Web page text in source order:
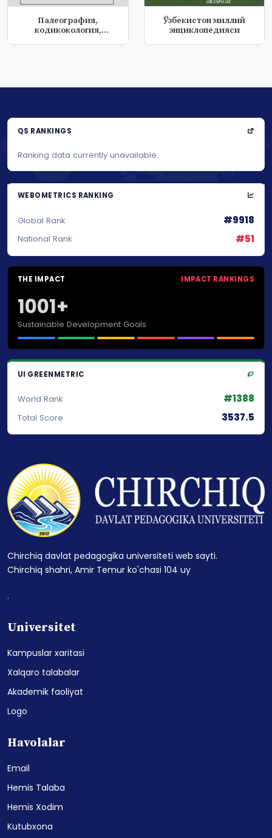
Палеография,
кодикокология,
Ўзбекистон миллий
энциклопедияси
QS RANKINGS
Ranking data currently unavailable.
WEBOMETRICS RANKING
Global Rank #9918
National Rank #51
THE IMPACT IMPACT RANKINGS
1001+
Sustainable Development Goals
UI GREENMETRIC
World Rank #1388
Total Score 3537.5
Chirchiq davlat pedagogika universiteti web sayti.
Chirchiq shahri, Amir Temur ko'chasi 104 uy
.
Universitet
Kampuslar xaritasi
Xalqaro talabalar
Akademik faoliyat
Logo
Havolalar
Email
Hemis Talaba
Hemis Xodim
Kutubxona